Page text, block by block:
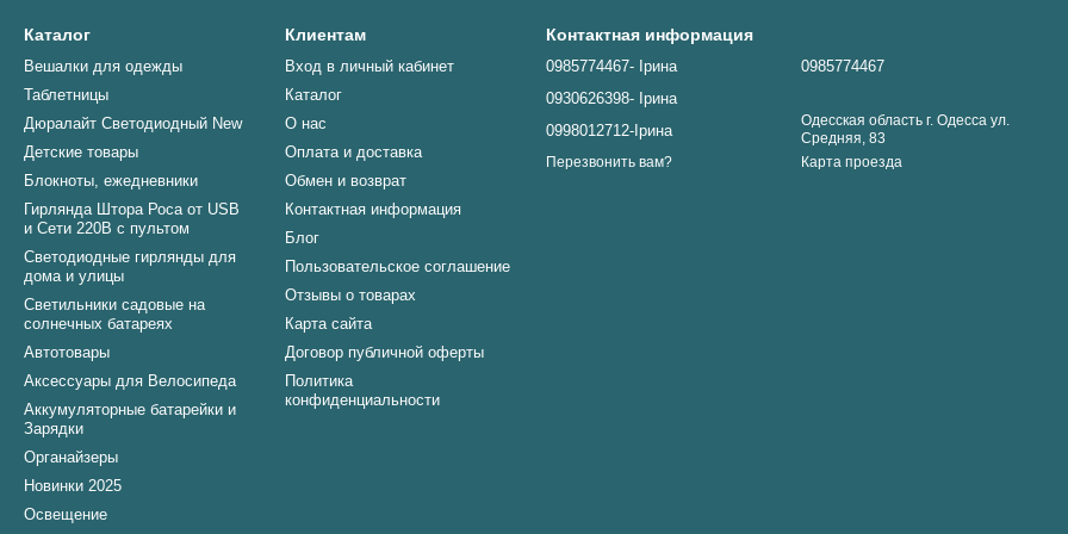
с классическими шарами: они добавят текстуру, цвет и тепло.
детских товаров
— фетр мягкий, не колется, лишён острых элементов.
— фетровую елку удобно хранить и демонстрировать каждый год.
— адвент‑календарь дарит ожидание и заботу.
— игрушки на елку можно подобрать по стилю, цветовой гамме, тематике.
— такие вещи передаются из года в год как семейная традиция.
комплект
елкунужного размера (настольную, настенную, напольную).
, который соответствует возрасту ребёнка и стилю дома.
ёлку— фетровые, деревянные, текстильные акценты.
пастель, классика, скандинавский стиль или яркие элементы.
с упаковкой и инструкциями.
Каталог
Вешалки для одежды
Таблетницы
Дюралайт Светодиодный New
Детские товары
Блокноты, ежедневники
Гирлянда Штора Роса от USB
и Сети 220В с пультом
Светодиодные гирлянды для
дома и улицы
Светильники садовые на
солнечных батареях
Автотовары
Аксессуары для Велосипеда
Аккумуляторные батарейки и
Зарядки
Органайзеры
Новинки 2025
Освещение
Клиентам
Вход в личный кабинет
Каталог
О нас
Оплата и доставка
Обмен и возврат
Контактная информация
Блог
Пользовательское соглашение
Отзывы о товарах
Карта сайта
Договор публичной оферты
Политика
конфиденциальности
Контактная информация
0985774467- Ірина
0930626398- Ірина
0998012712-Ірина
Перезвонить вам?
0985774467
Одесская область г. Одесса ул.
Средняя, 83
Карта проезда